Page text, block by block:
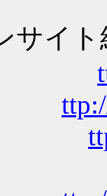
サイ